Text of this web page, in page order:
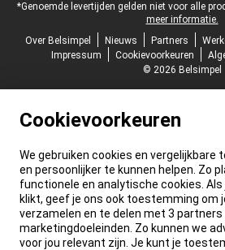
*Genoemde levertijden gelden niet voor alle
meer informatie.
Over Belsimpel
Nieuws Partners
Impressum
Cookievoorkeuren
© 2026 Belsimpel
Cookievoorkeuren
We gebruiken cookies en vergelijkbare
en persoonlijker te kunnen helpen. Zo
functionele en analytische cookies. Als
klikt, geef je ons ook toestemming om
verzamelen en te delen met 3 partners
marketingdoeleinden. Zo kunnen we
voor jou relevant zijn. Je kunt je